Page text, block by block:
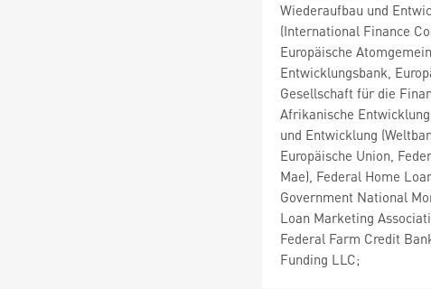
Wiederaufbau und
(International Finance
Europäische
Entwicklungsbank,
Gesellschaft für die
Afrikanische
und Entwicklung
Europäische Union,
Mae), Federal Home
Government National
Loan Marketing
Federal Farm Credit
Funding LLC;